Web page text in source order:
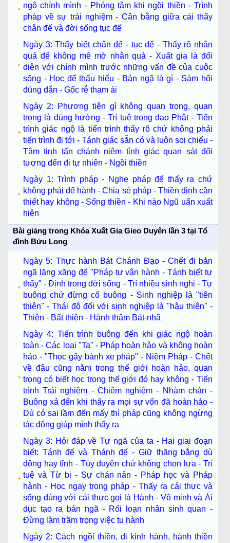
ngộ chính mình - Phóng tâm khi ngồi thiền - Trình
pháp về sự trải nghiệm - Cân bằng giữa cái thấy
chân đế và đời sống tục đế
Ngày 3: Thấy biết chân đế - tục đế - Thấy rõ nhân
quả để không mê mờ nhân quả - Xuất gia là đối
diện với chính mình trước những vấn đề của cuộc
sống - Học để thấu hiểu - Bản ngã là gì - Sám hối
đúng đắn - Gốc rễ tham ái
Ngày 2: Phương tiện gì không quan trọng, quan
trọng là đúng hướng - Trí tuệ trong đạo Phật - Tiến
trình giác ngộ là tiến trình thấy rõ chứ không phải
tiến trình đi tới - Tánh giác sẵn có và luôn soi chiếu -
Tâm tinh tấn chánh niệm tỉnh giác quan sát đối
tượng đến đi tự nhiên - Ngồi thiền
Ngày 1: Trình pháp - Nghe pháp để thấy ra chứ
không phải để hành - Chia sẻ pháp - Thiền định cần
thiết hay không - Sống thiền - Khi nào Ngũ uẩn xuất
hiện
Bài giảng trong Khóa Xuất Gia Gieo Duyên lần 3 tại Tổ
đình Bửu Long
Ngày 5: Thực hành Bát Chánh Đạo - Chết đi bản
ngã lăng xăng để "Pháp tự vận hành - Tánh biết tự
thấy" - Định trong đời sống - Trí nhiều sinh nghi - Tự
buông chứ đừng cố buông - Sinh nghiệp là "tiên
thiên" - Thái độ đối với sinh nghiệp là "hậu thiên" -
Thiện - Bất thiện - Hành thâm Bát-nhã
Ngày 4: Tiến trình buông đến khi giác ngộ hoàn
toàn - Các loại "Ta" - Pháp hoàn hảo và không hoàn
hảo - "Thọc gậy bánh xe pháp" - Niệm Pháp - Chết
về đâu cũng nằm trong thế giới hoàn hảo, quan
trọng có biết học trong thế giới đó hay không - Tiến
trình Trải nghiệm - Chiêm nghiệm - Nhàm chán -
Buông xả đến khi thấy ra mọi sự vốn đã hoàn hảo -
Dù có sai lầm đến mấy thì pháp cũng không ngừng
tác động giúp mình thấy ra
Ngày 3: Hỏi đáp về Tự ngã của ta - Hai giai đoạn
biết: Tánh đế và Thánh đế - Giữ thăng bằng dù
động hay tĩnh - Tùy duyên chứ không chọn lựa - Trí
tuệ và Từ bi - Sự chán nản - Pháp học và Pháp
hành - Học ngay trong pháp - Thấy ra cái thực và
sống đúng với cái thực gọi là Hành - Vô minh và Ái
dục tạo ra bản ngã - Rối loạn nhân sinh quan -
Đừng làm trầm trọng việc tu hành
Ngày 2: Cách ngồi thiền, đi kinh hành, hành thiền